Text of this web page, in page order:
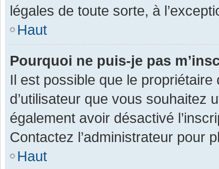
légales de toute sorte, à
Haut
Pourquoi ne puis-je pas
Il est possible que le
d’utilisateur que vous souhaitez
également avoir désactivé
Contactez l’administrateur pour
Haut